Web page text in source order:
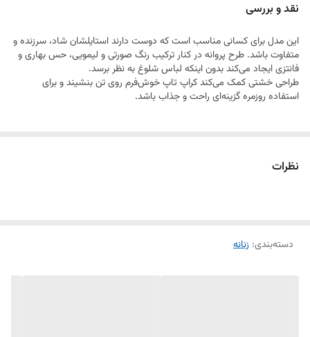
نقد و بررسی
این مدل برای کسانی مناسب است که دوست دارند استایلشان شاد، سرزنده و
متفاوت باشد. طرح پروانه در کنار ترکیب رنگ صورتی و لیمویی، حس بهاری و
فانتزی ایجاد می‌کند بدون اینکه لباس شلوغ به نظر برسد.
طراحی خشتی کمک می‌کند کراپ تاپ خوش‌فرم روی تن بنشیند و برای
استفاده روزمره گزینه‌ای راحت و جذاب باشد.
نظرات
دسته‌بندی: زنانه